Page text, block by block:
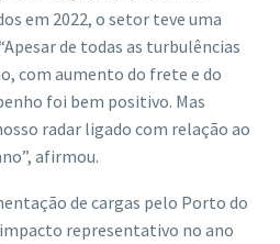
em 2022, o setor teve uma
de todas as turbulências
com aumento do frete e do
foi bem positivo. Mas
radar ligado com relação ao
afirmou.
de cargas pelo Porto do
representativo no ano